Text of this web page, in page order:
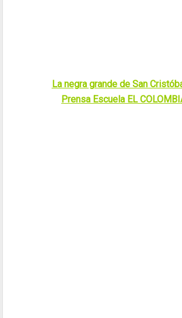
La negra grande de San
Prensa Escuela EL